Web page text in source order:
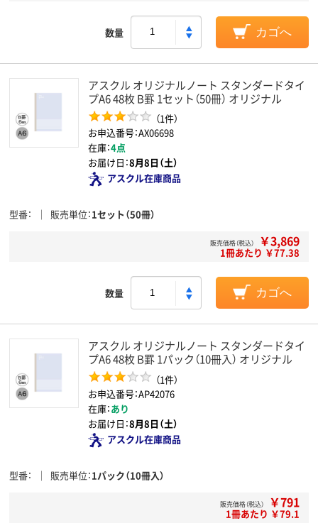
数量 カゴへ
アスクル オリジナルノート スタンダードタイ
プA6 48枚 B罫 1セット（50冊） オリジナル
（1件）
お申込番号：AX06698
在庫：4点
お届け日：8月8日（土）
アスクル在庫商品
型番 販売単位 1セット（50冊）
販売価格（税込） ￥3,869
1冊あたり ￥77.38
数量 カゴへ
アスクル オリジナルノート スタンダードタイ
プA6 48枚 B罫 1パック（10冊入） オリジナル
（1件）
お申込番号：AP42076
在庫：あり
お届け日：8月8日（土）
アスクル在庫商品
型番 販売単位 1パック（10冊入）
販売価格（税込） ￥791
1冊あたり ￥79.1